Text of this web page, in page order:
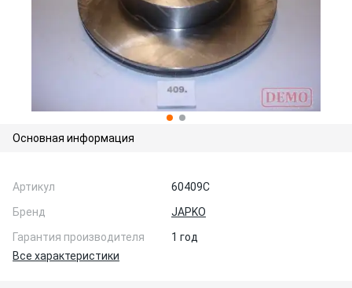
Основная информация
Артикул
60409C
Бренд
JAPKO
Гарантия производителя
1 год
Все характеристики